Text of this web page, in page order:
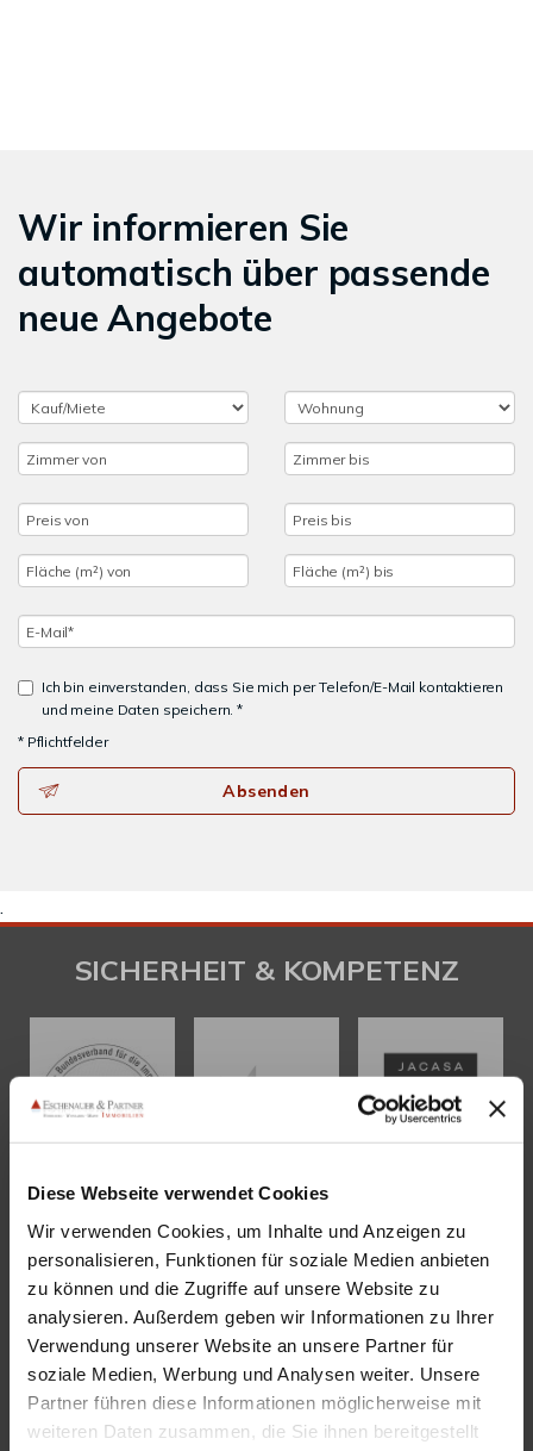
Diese Webseite verwendet Cookies
Wir verwenden Cookies, um Inhalte und Anzeigen zu
personalisieren, Funktionen für soziale Medien anbieten
zu können und die Zugriffe auf unsere Website zu
analysieren. Außerdem geben wir Informationen zu Ihrer
Verwendung unserer Website an unsere Partner für
soziale Medien, Werbung und Analysen weiter. Unsere
Partner führen diese Informationen möglicherweise mit
weiteren Daten zusammen, die Sie ihnen bereitgestellt
Wir informieren Sie
automatisch über passende
neue Angebote
Ich bin einverstanden, dass Sie mich per Telefon/E-Mail kontaktieren
und meine Daten speichern. *
* Pflichtfelder
Absenden
.
SICHERHEIT & KOMPETENZ
KONTAKT
Eschenauer & Partner Immobilien
Immobilienmakler HEIDELBERG
Immobilien Heidelberg
Akademiestraße 1, 69117 Heidelberg